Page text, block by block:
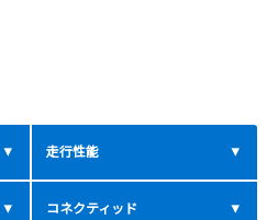
走行性能
コネクティッド